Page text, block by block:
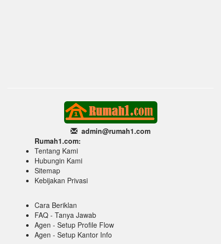
admin@rumah1.com
Rumah1.com:
Tentang Kami
Hubungin Kami
Sitemap
Kebijakan Privasi
Cara Beriklan
FAQ - Tanya Jawab
Agen - Setup Profile Flow
Agen - Setup Kantor Info